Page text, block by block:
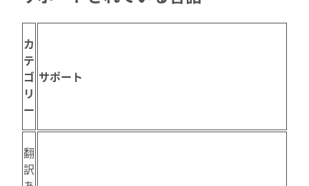
カ
テ
ゴ
リ
ー
サポート
翻
訳